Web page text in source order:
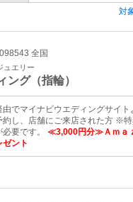
対
全国
ュエリー
ング（指輪）
由でマイナビウエディングサイト
約し、店舗にご来店された方 ※
要です。 ≪3,000円分≫Ａｍａ
ゼント